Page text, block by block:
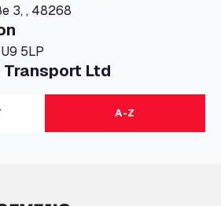
Otto-Hahn-Straße 3, , 48268
5LP
Transport Ltd
ME11 5GA
Parking
7, 41334
A-Z